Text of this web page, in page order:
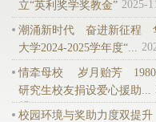
立“英利奖学奖教金” 2025-
潮涌新时代 奋进新征程
大学2024-2025学年度“...
情牵母校 岁月贻芳 1980
研究生校友捐设爱心援助...
13
校园环境与奖助力度双提